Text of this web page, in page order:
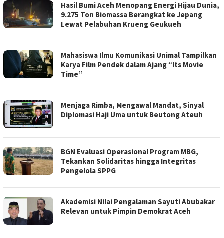
Hasil Bumi Aceh Menopang Energi Hijau Dunia,
9.275 Ton Biomassa Berangkat ke Jepang
Lewat Pelabuhan Krueng Geukueh
Mahasiswa Ilmu Komunikasi Unimal Tampilkan
Karya Film Pendek dalam Ajang “Its Movie
Time”
Menjaga Rimba, Mengawal Mandat, Sinyal
Diplomasi Haji Uma untuk Beutong Ateuh
BGN Evaluasi Operasional Program MBG,
Tekankan Solidaritas hingga Integritas
Pengelola SPPG
Akademisi Nilai Pengalaman Sayuti Abubakar
Relevan untuk Pimpin Demokrat Aceh